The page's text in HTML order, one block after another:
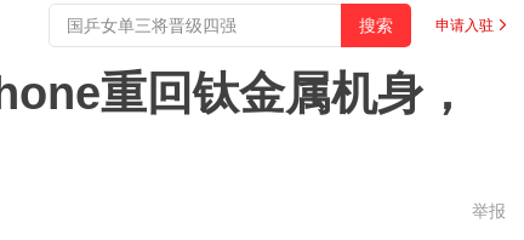
申请入驻
重回钛金属机身，
举报